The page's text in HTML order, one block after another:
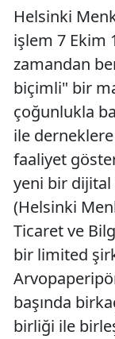
Helsinki
işlem 7 Ekim
zamandan
biçimli" bir
çoğunlukla
ile
faaliyet
yeni bir dijital
(Helsinki
Ticaret ve
bir limited
başında
birliği ile